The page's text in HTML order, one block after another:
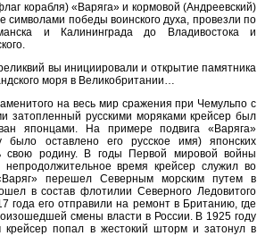
корабля) «Варяга» и кормовой (Андреевский)
символами победы воинского духа, провезли по
и Калининграда до Владивостока и
вы инициировали и открытие памятника
моря в Великобритании…
на весь мир сражения при Чемульпо с
затопленный русскими моряками крейсер был
японцами. На примере подвига «Варяга»
было оставлено его русское имя) японских
свою родину. В годы Первой мировой войны
непродолжительное время крейсер служил во
перешел Северным морским путем в
в состав флотилии Северного Ледовитого
года его отправили на ремонт в Британию, где
смены власти в России. В 1925 году
крейсер попал в жестокий шторм и затонул в